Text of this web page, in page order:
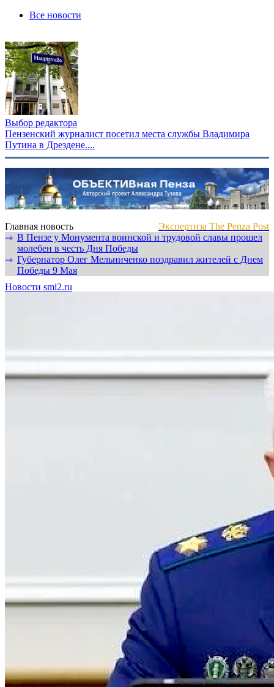
Все новости
Выбор редактора
Пензенский журналист посетил места службы Владимира
Путина в Дрездене....
Главная новость
Экспертиза The Penza Post
⇾ В Пензе у Монумента воинской и трудовой славы прошел
молебен в честь Дня Победы
⇾ Губернатор Олег Мельниченко поздравил жителей с Днем
Победы 9 Мая
Новости smi2.ru